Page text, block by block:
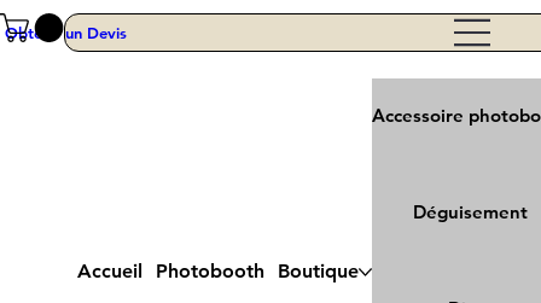
Accueil Photobooth Boutique
Accessoire
Déguisement
Obtenir un Devis